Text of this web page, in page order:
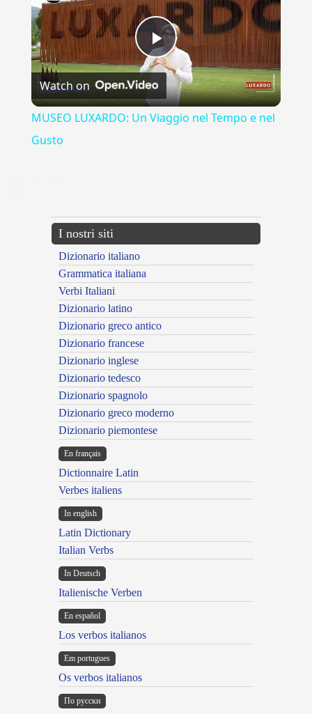
Play
Video
Watch on
MUSEO LUXARDO: Un Viaggio nel Tempo e nel
Gusto
I nostri siti
Dizionario italiano
Grammatica italiana
Verbi Italiani
Dizionario latino
Dizionario greco antico
Dizionario francese
Dizionario inglese
Dizionario tedesco
Dizionario spagnolo
Dizionario greco moderno
Dizionario piemontese
En français
Dictionnaire Latin
Verbes italiens
In english
Latin Dictionary
Italian Verbs
In Deutsch
Italienische Verben
En español
Los verbos italianos
Em portugues
Os verbos italianos
По русски